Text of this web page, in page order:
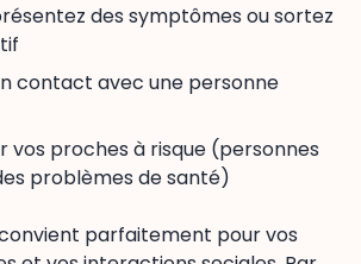
des symptômes ou sortez
contact avec une personne
vos proches à risque (personnes
problèmes de santé)
parfaitement pour vos